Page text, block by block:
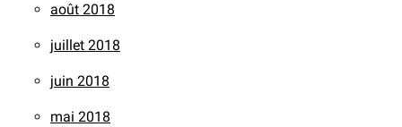
août 2018
juillet 2018
juin 2018
mai 2018